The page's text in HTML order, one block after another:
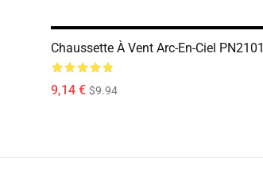
Chaussette À Vent Arc-En-Ciel PN2101
9,14 € $9.94